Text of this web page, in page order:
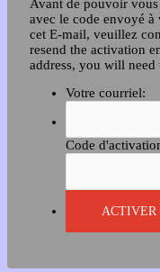
Avant de pouvoir
avec le code envoyé à
cet E-mail, veuillez
resend the activation
address, you will need
Votre courriel:
Code